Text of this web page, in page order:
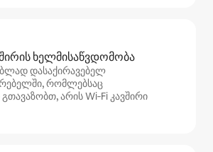
ხელმისაწვდომობა
დასაქირავებელ
რომლებსაც
არის Wi‑Fi კავშირი